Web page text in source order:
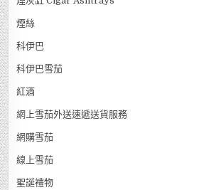
煙絲
科伊巴
科伊巴雪茄
紅酒
網上雪茄外送速遞送貨服務
網購雪茄
線上雪茄
聖誕禮物